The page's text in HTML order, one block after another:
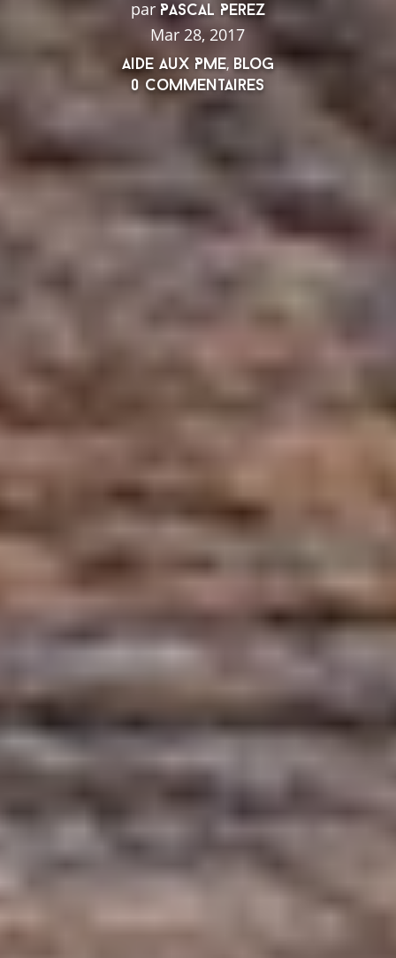
par Pascal Perez
Mar 28, 2017
Aide aux PME, Blog
0 Commentaires